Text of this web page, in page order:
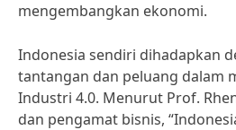
mengembangkan ekonomi.
Indonesia sendiri dihadapkan
tantangan dan peluang dalam
Industri 4.0. Menurut Prof.
dan pengamat bisnis,